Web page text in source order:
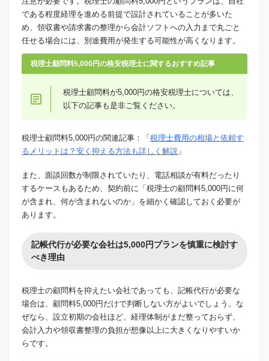
である程度経理を進める前提で設計されていることが多いた
め、領収書や請求書の整理から会計ソフトへの入力まで丸ごと
任せる場合には、別途費用が発生する可能性が高くなります。
税理士顧問料5,000円の格安税理士に関するおすすめ記事
税理士顧問料が5,000円の格安税理士については、
以下の記事も是非ご覧ください。
税理士顧問料5,000円の関連記事：「 税理士費用の相場と依頼す
るメリットは？安く抑える方法も詳しく解説 」
また、面談回数が制限されていたり、電話相談が有料だったり
するケースもあるため、契約前に「税理士の顧問料5,000円に何
が含まれ、何が含まれないのか」を細かく確認しておく必要が
あります。
記帳代行が必要な会社は5,000円プランを慎重に検討す
べき理由
税理士の顧問料を抑えたい会社であっても、記帳代行が必要な
場合は、顧問料5,000円だけで判断しない方がよいでしょう。な
ぜなら、設立初期の会社ほど、経理体制がまだ整っておらず、
会計入力や領収書整理の負担が想像以上に大きくなりやすいか
らです。